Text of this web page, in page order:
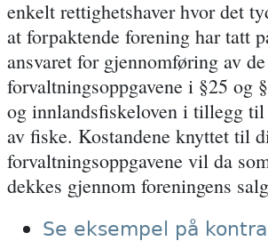
enkelt rettighetshaver hvor det
at forpaktende forening har tatt
ansvaret for gjennomføring av
forvaltningsoppgavene i §25 og
og innlandsfiskeloven i tillegg
av fiske. Kostandene knyttet til
forvaltningsoppgavene vil da
dekkes gjennom foreningens
Se eksempel på